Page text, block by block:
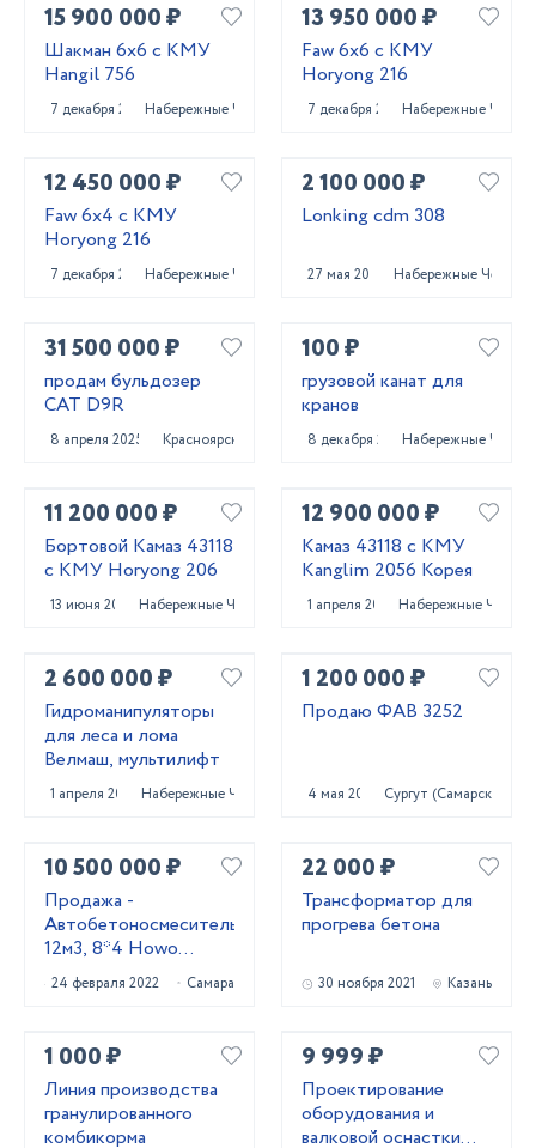
15 900 000 ₽
Шакман 6x6 с КМУ
Hangil 756
7 декабря 2023Набережные Челны
13 950 000 ₽
Faw 6x6 с КМУ
Horyong 216
7 декабря 2023Набережные Челны
12 450 000 ₽
Faw 6x4 с КМУ
Horyong 216
7 декабря 2023Набережные Челны
2 100 000 ₽
Lonking cdm 308
27 мая 2023 Набережные Челны
31 500 000 ₽
продам бульдозер
CAT D9R
8 апреля 2025 Красноярск
100 ₽
грузовой канат для
кранов
8 декабря 2023Набережные Челны
11 200 000 ₽
Бортовой Камаз 43118
с КМУ Horyong 206
13 июня 2023 Набережные Челны
12 900 000 ₽
Камаз 43118 с КМУ
Kanglim 2056 Корея
1 апреля 2025 Набережные Челны
2 600 000 ₽
Гидроманипуляторы
для леса и лома
Велмаш, мультилифт
1 апреля 2025 Набережные Челны
1 200 000 ₽
Продаю ФАВ 3252
4 мая 2023 Сургут (Самарская
10 500 000 ₽
Продажа -
Автобетоносмеситель
12м3, 8*4 Howo
HW76
24 февраля 2022 Самара
22 000 ₽
Трансформатор для
прогрева бетона
30 ноября 2021 Казань
1 000 ₽
Линия производства
гранулированного
комбикорма
9 999 ₽
Проектирование
оборудования и
валковой оснастки